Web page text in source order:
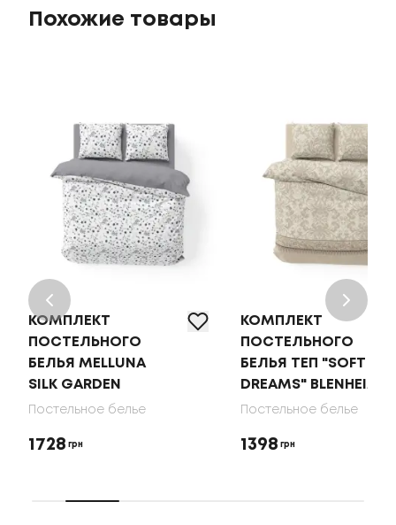
Похожие товары
КОМПЛЕКТ
ПОСТЕЛЬНОГО
БЕЛЬЯ MELLUNA
SILK GARDEN
Постельное белье
1728 грн
КОМПЛЕКТ
ПОСТЕЛЬНОГО
БЕЛЬЯ ТЕП "SOFT
DREAMS" BLENHEIM
Постельное белье
1398 грн